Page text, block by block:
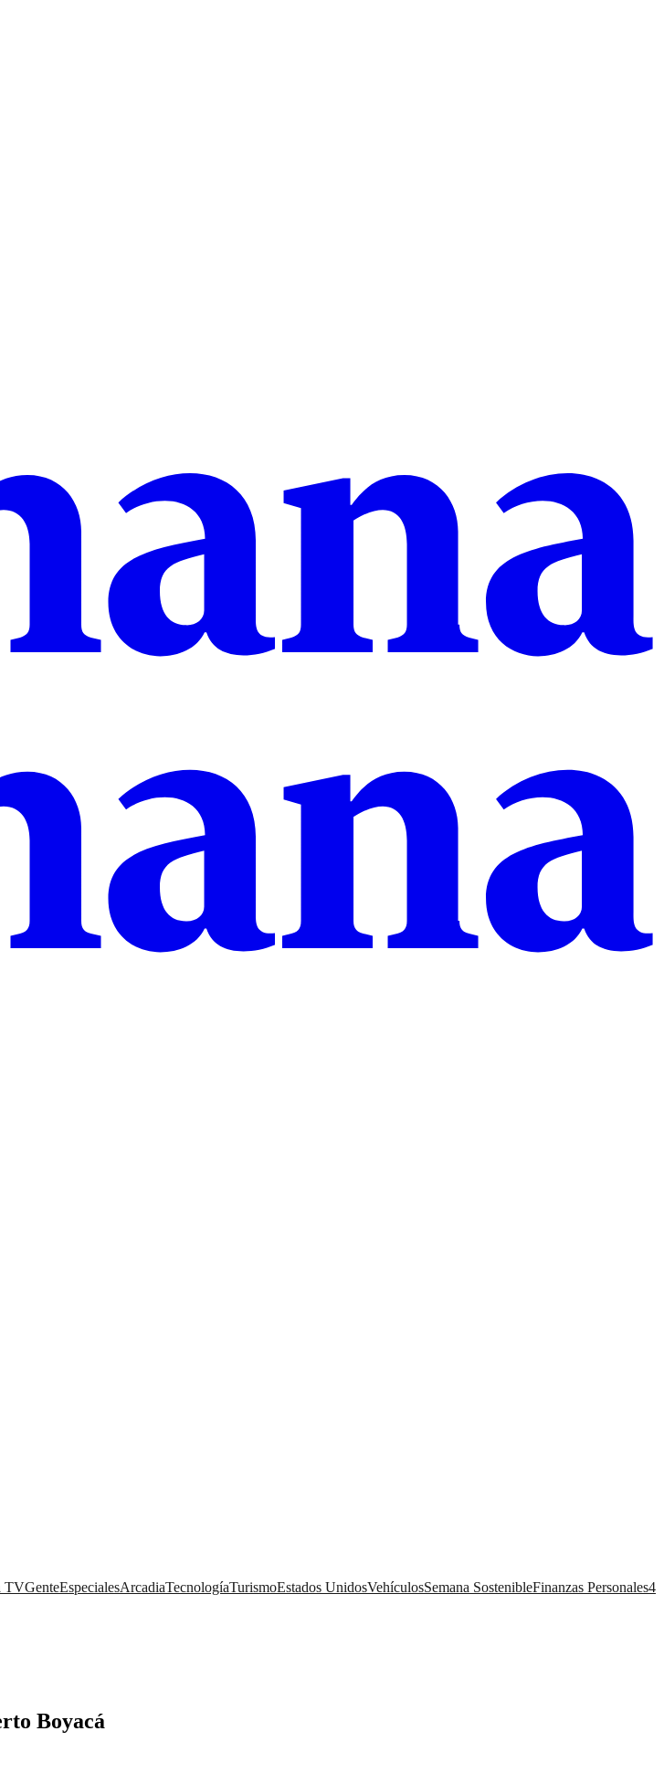
TVGenteEspecialesArcadiaTecnologíaTurismoEstados UnidosVehículosSemana SostenibleFinanzas Personales4
Boyacá